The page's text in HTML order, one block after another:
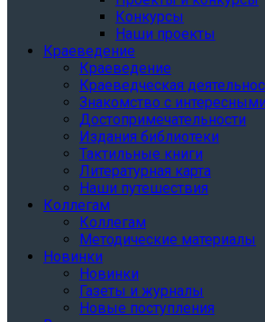
Конкурсы
Наши проекты
Краеведение
Краеведение
Краеведческая
Знакомство с
Достопримечательности
Издания библиотеки
Тактильные книги
Литературная карта
Наши путешествия
Коллегам
Коллегам
Методические материалы
Новинки
Новинки
Газеты и журналы
Новые поступления